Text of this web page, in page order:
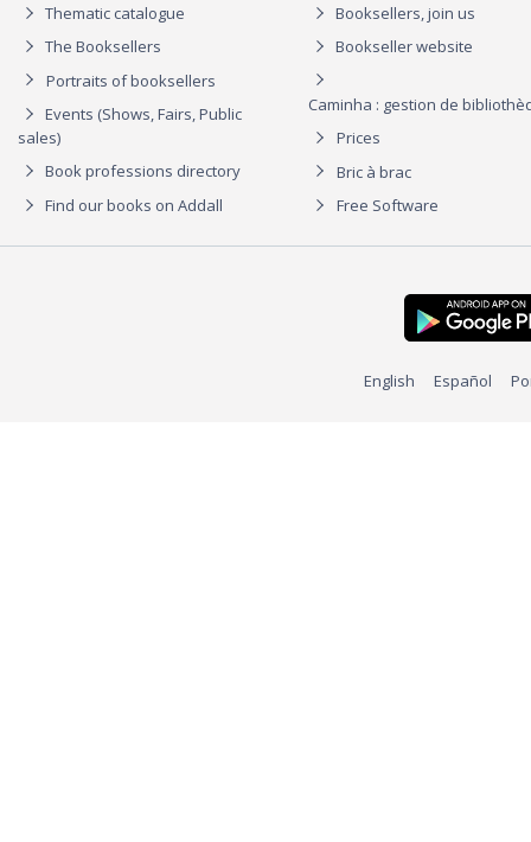
Thematic catalogue
The Booksellers
Portraits of booksellers
Events (Shows, Fairs, Public
sales)
Book professions directory
Find our books on Addall
Booksellers, join us
Bookseller website
Caminha : gestion de
Prices
Bric à brac
Free Software
English Español